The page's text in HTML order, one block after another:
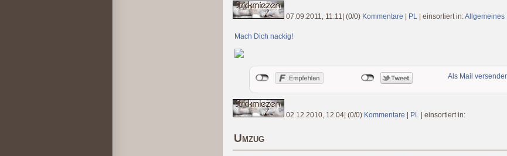
07.09.2011, 11.11 (0/0) Kommentare PL einsortiert in:Allgemeines
Mach Dich nackig!
Als Mail
02.12.2010, 12.04 (0/0) Kommentare PL einsortiert in:
Umzug